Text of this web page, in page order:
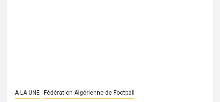
A LA UNE Fédération Algérienne de Football